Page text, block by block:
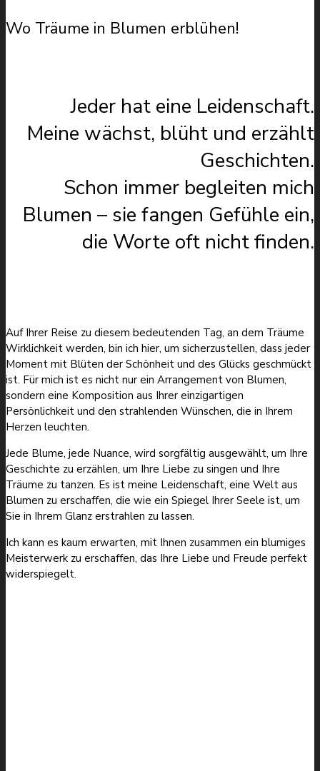
Wo Träume in Blumen erblühen!
Jeder hat eine Leidenschaft.
Meine wächst, blüht und erzählt
Geschichten.
Schon immer begleiten mich
Blumen – sie fangen Gefühle ein,
die Worte oft nicht finden.
Auf Ihrer Reise zu diesem bedeutenden Tag, an dem Träume
Wirklichkeit werden, bin ich hier, um sicherzustellen, dass jeder
Moment mit Blüten der Schönheit und des Glücks geschmückt
ist. Für mich ist es nicht nur ein Arrangement von Blumen,
sondern eine Komposition aus Ihrer einzigartigen
Persönlichkeit und den strahlenden Wünschen, die in Ihrem
Herzen leuchten.
Jede Blume, jede Nuance, wird sorgfältig ausgewählt, um Ihre
Geschichte zu erzählen, um Ihre Liebe zu singen und Ihre
Träume zu tanzen. Es ist meine Leidenschaft, eine Welt aus
Blumen zu erschaffen, die wie ein Spiegel Ihrer Seele ist, um
Sie in Ihrem Glanz erstrahlen zu lassen.
Ich kann es kaum erwarten, mit Ihnen zusammen ein blumiges
Meisterwerk zu erschaffen, das Ihre Liebe und Freude perfekt
widerspiegelt.